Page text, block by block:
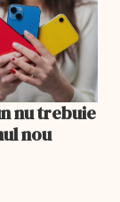
nu trebuie
nou